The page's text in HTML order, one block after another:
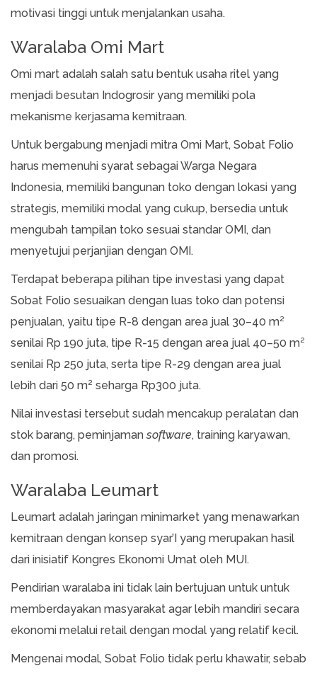
motivasi tinggi untuk menjalankan usaha.
Waralaba Omi Mart
Omi mart adalah salah satu bentuk usaha ritel yang
menjadi besutan Indogrosir yang memiliki pola
mekanisme kerjasama kemitraan.
Untuk bergabung menjadi mitra Omi Mart, Sobat Folio
harus memenuhi syarat sebagai Warga Negara
Indonesia, memiliki bangunan toko dengan lokasi yang
strategis, memiliki modal yang cukup, bersedia untuk
mengubah tampilan toko sesuai standar OMI, dan
menyetujui perjanjian dengan OMI.
Terdapat beberapa pilihan tipe investasi yang dapat
Sobat Folio sesuaikan dengan luas toko dan potensi
penjualan, yaitu tipe R-8 dengan area jual 30–40 m²
senilai Rp 190 juta, tipe R-15 dengan area jual 40–50 m²
senilai Rp 250 juta, serta tipe R-29 dengan area jual
lebih dari 50 m² seharga Rp300 juta.
Nilai investasi tersebut sudah mencakup peralatan dan
stok barang, peminjamansoftware, training karyawan,
dan promosi.
Waralaba Leumart
Leumart adalah jaringan minimarket yang menawarkan
kemitraan dengan konsep syar’I yang merupakan hasil
dari inisiatif Kongres Ekonomi Umat oleh MUI.
Pendirian waralaba ini tidak lain bertujuan untuk untuk
memberdayakan masyarakat agar lebih mandiri secara
ekonomi melalui retail dengan modal yang relatif kecil.
Mengenai modal, Sobat Folio tidak perlu khawatir, sebab